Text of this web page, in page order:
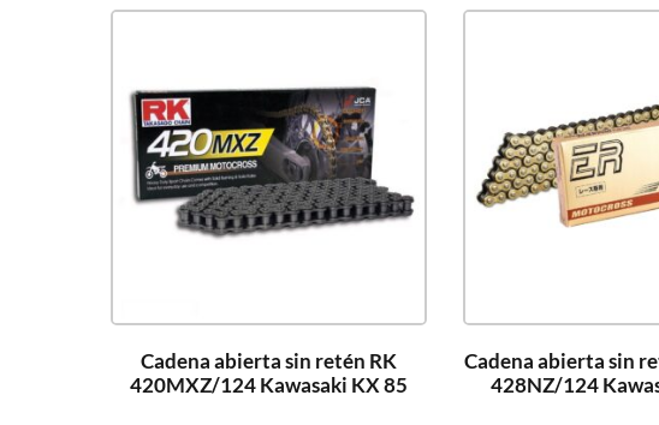
Cadena abierta sin retén RK
420MXZ/124 Kawasaki KX 85
Cadena abierta sin
428NZ/124